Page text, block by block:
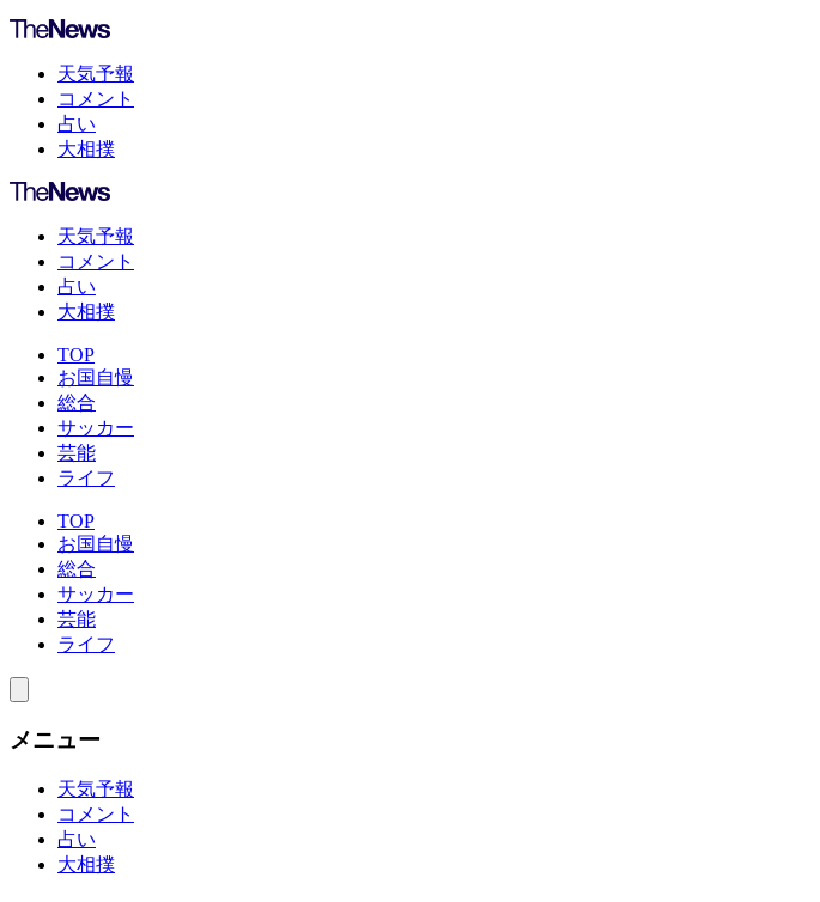
天気予報
コメント
占い
大相撲
天気予報
コメント
占い
大相撲
TOP
お国自慢
総合
サッカー
芸能
ライフ
TOP
お国自慢
総合
サッカー
芸能
ライフ
メニュー
天気予報
コメント
占い
大相撲